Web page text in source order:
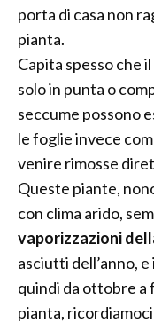
porta di casa non
pianta.
Capita spesso che
solo in punta o
seccume possono
le foglie invece
venire rimosse
Queste piante,
con clima arido,
vaporizzazioni
asciutti dell’anno,
quindi da ottobre a
pianta,